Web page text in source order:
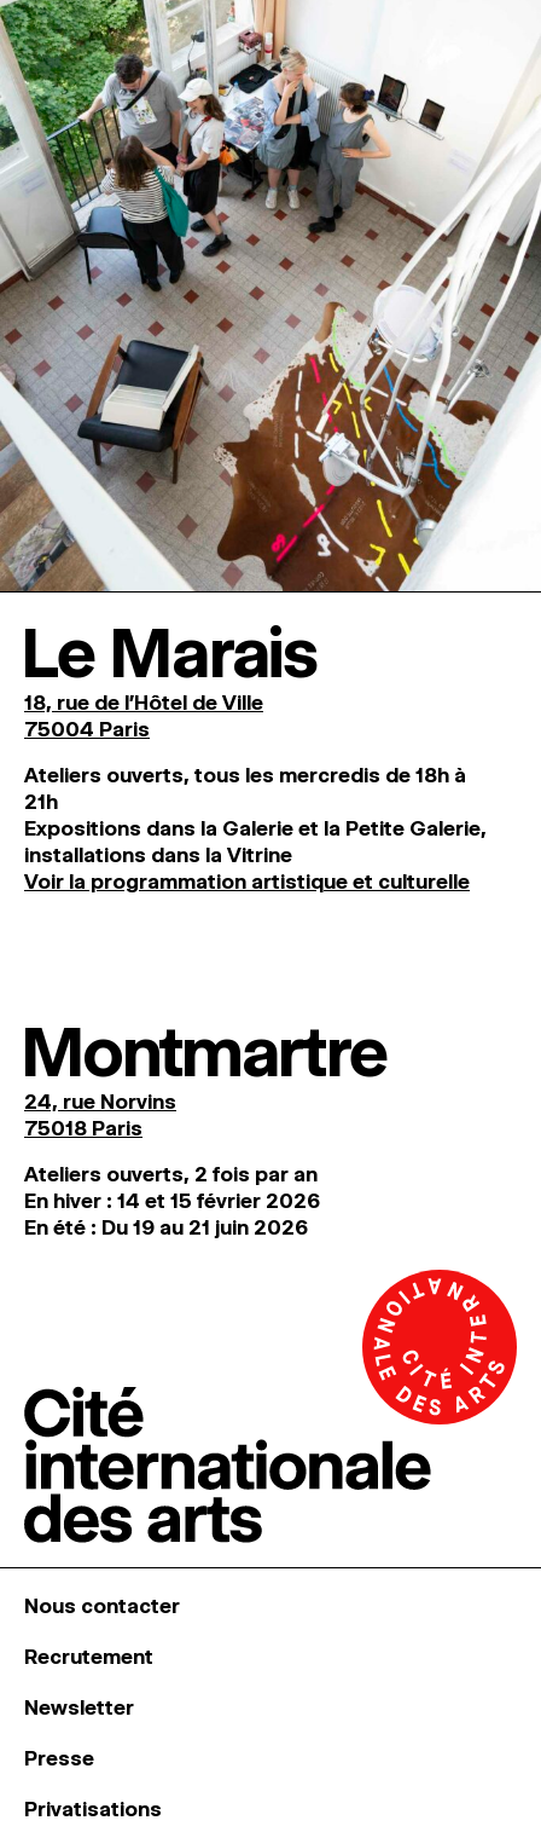
Le Marais
18, rue de l'Hôtel de Ville
75004 Paris
Ateliers ouverts, tous les mercredis de 18h à
21h
Expositions dans la Galerie et la Petite Galerie,
installations dans la Vitrine
Voir la programmation artistique et culturelle
Montmartre
24, rue Norvins
75018 Paris
Ateliers ouverts, 2 fois par an
En hiver : 14 et 15 février 2026
En été : Du 19 au 21 juin 2026
Nous contacter
Recrutement
Newsletter
Presse
Privatisations